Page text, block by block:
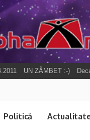
UN ZÂMBET :-)
Politică